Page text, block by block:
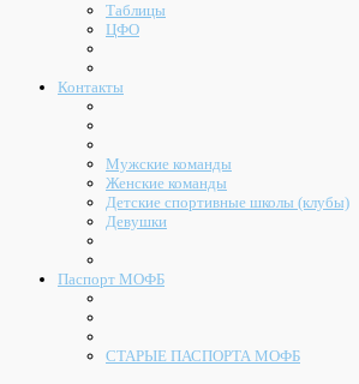
Таблицы
ЦФО
Контакты
Мужские команды
Женские команды
Детские спортивные школы (клубы)
Девушки
Паспорт МОФБ
СТАРЫЕ ПАСПОРТА МОФБ